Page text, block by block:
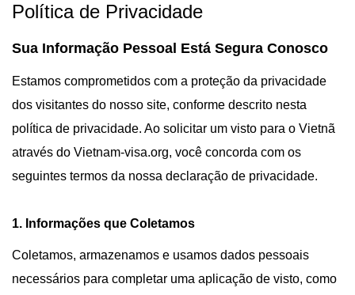
Política de Privacidade
Sua Informação Pessoal Está Segura Conosco
Estamos comprometidos com a proteção da privacidade
dos visitantes do nosso site, conforme descrito nesta
política de privacidade. Ao solicitar um visto para o Vietnã
através do Vietnam-visa.org, você concorda com os
seguintes termos da nossa declaração de privacidade.
1. Informações que Coletamos
Coletamos, armazenamos e usamos dados pessoais
necessários para completar uma aplicação de visto, como